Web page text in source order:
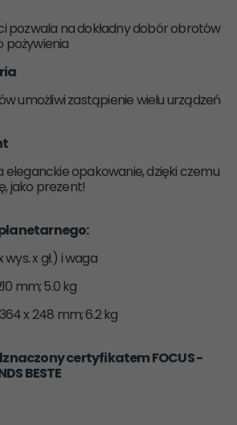
pozwala na dokładny dobór obrotów
pożywienia
umożliwi zastąpienie wielu urządzeń
eleganckie opakowanie, dzięki czemu
jako prezent!
x gł.) i waga
mm; 5.0 kg
x 248 mm; 6.2 kg
certyfikatem FOCUS -
BESTE